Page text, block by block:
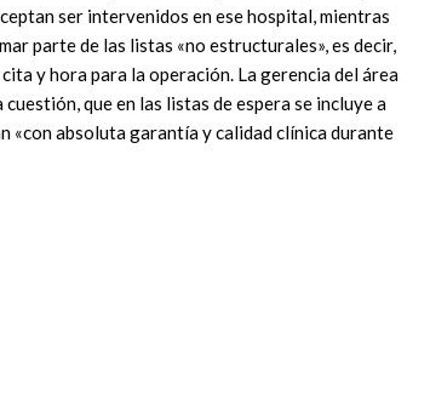
ser intervenidos en ese hospital, mientras
parte de las listas «no estructurales», es decir,
y hora para la operación. La gerencia del área
que en las listas de espera se incluye a
«con absoluta garantía y calidad clínica durante